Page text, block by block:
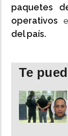
paquetes
operativos
del país.
Te